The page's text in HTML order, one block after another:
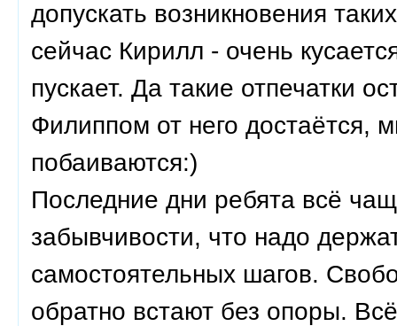
допускать возникновения
сейчас Кирилл - очень
пускает. Да такие отпечатки
Филиппом от него достаётся,
побаиваются:)
Последние дни ребята всё
забывчивости, что надо
самостоятельных шагов.
обратно встают без опоры.